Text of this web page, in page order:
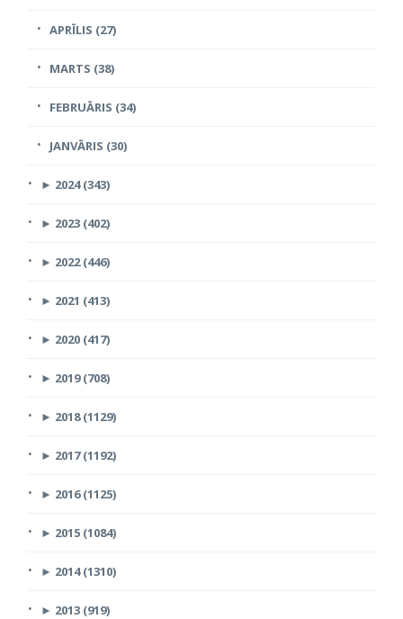
APRĪLIS (27)
MARTS (38)
FEBRUĀRIS (34)
JANVĀRIS (30)
► 2024 (343)
► 2023 (402)
► 2022 (446)
► 2021 (413)
► 2020 (417)
► 2019 (708)
► 2018 (1129)
► 2017 (1192)
► 2016 (1125)
► 2015 (1084)
► 2014 (1310)
► 2013 (919)